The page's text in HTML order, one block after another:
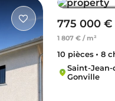
775 000 €
1 807 € / m²
10 pièces
8
Saint-Jean-
Gonville